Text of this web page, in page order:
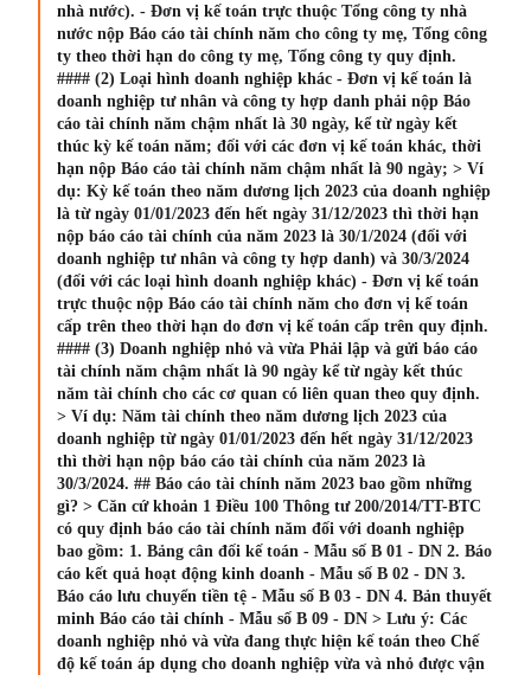
nhà nước). - Đơn vị kế toán trực thuộc Tổng công ty nhà
nước nộp Báo cáo tài chính năm cho công ty mẹ, Tổng công
ty theo thời hạn do công ty mẹ, Tổng công ty quy định.
#### (2) Loại hình doanh nghiệp khác - Đơn vị kế toán là
doanh nghiệp tư nhân và công ty hợp danh phải nộp Báo
cáo tài chính năm chậm nhất là 30 ngày, kể từ ngày kết
thúc kỳ kế toán năm; đối với các đơn vị kế toán khác, thời
hạn nộp Báo cáo tài chính năm chậm nhất là 90 ngày; > Ví
dụ: Kỳ kế toán theo năm dương lịch 2023 của doanh nghiệp
là từ ngày 01/01/2023 đến hết ngày 31/12/2023 thì thời hạn
nộp báo cáo tài chính của năm 2023 là 30/1/2024 (đối với
doanh nghiệp tư nhân và công ty hợp danh) và 30/3/2024
(đối với các loại hình doanh nghiệp khác) - Đơn vị kế toán
trực thuộc nộp Báo cáo tài chính năm cho đơn vị kế toán
cấp trên theo thời hạn do đơn vị kế toán cấp trên quy định.
#### (3) Doanh nghiệp nhỏ và vừa Phải lập và gửi báo cáo
tài chính năm chậm nhất là 90 ngày kể từ ngày kết thúc
năm tài chính cho các cơ quan có liên quan theo quy định.
> Ví dụ: Năm tài chính theo năm dương lịch 2023 của
doanh nghiệp từ ngày 01/01/2023 đến hết ngày 31/12/2023
thì thời hạn nộp báo cáo tài chính của năm 2023 là
30/3/2024. ## Báo cáo tài chính năm 2023 bao gồm những
gì? > Căn cứ khoản 1 Điều 100 Thông tư 200/2014/TT-BTC
có quy định báo cáo tài chính năm đối với doanh nghiệp
bao gồm: 1. Bảng cân đối kế toán - Mẫu số B 01 - DN 2. Báo
cáo kết quả hoạt động kinh doanh - Mẫu số B 02 - DN 3.
Báo cáo lưu chuyển tiền tệ - Mẫu số B 03 - DN 4. Bản thuyết
minh Báo cáo tài chính - Mẫu số B 09 - DN > Lưu ý: Các
doanh nghiệp nhỏ và vừa đang thực hiện kế toán theo Chế
độ kế toán áp dụng cho doanh nghiệp vừa và nhỏ được vận